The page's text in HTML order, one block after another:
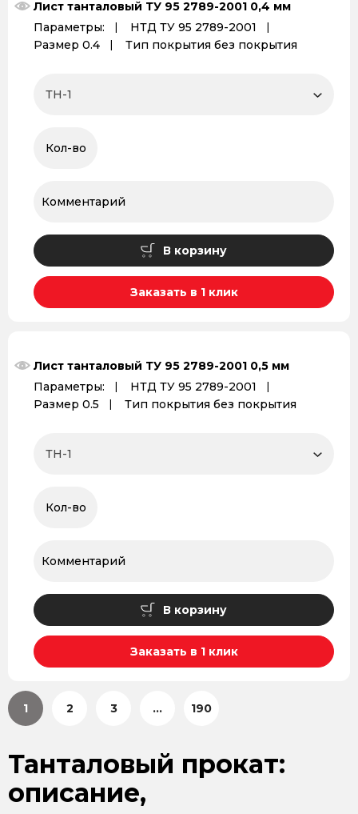
Лист танталовый ТУ 95 2789-2001 0,4 мм
Параметры:
НТД ТУ 95 2789-2001
Размер 0.4
Тип покрытия без покрытия
В корзину
Заказать в 1 клик
Лист танталовый ТУ 95 2789-2001 0,5 мм
Параметры:
НТД ТУ 95 2789-2001
Размер 0.5
Тип покрытия без покрытия
В корзину
Заказать в 1 клик
1 2 3 ... 190
Танталовый прокат:
описание,